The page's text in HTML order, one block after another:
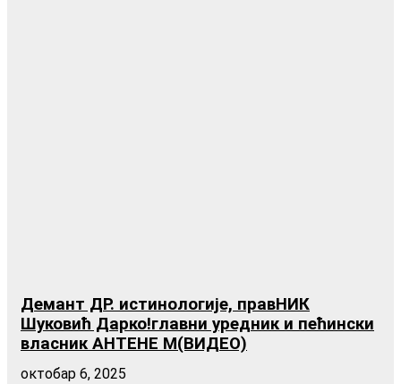
Демант ДР. истинологије, правНИК
Шуковић Дарко!главни уредник и пећински
власник АНТЕНЕ М(ВИДЕО)
октобар 6, 2025